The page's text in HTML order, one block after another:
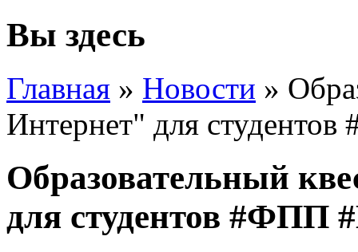
Вы здесь
Главная » Новости »
Интернет" для
Образовательный
для студентов